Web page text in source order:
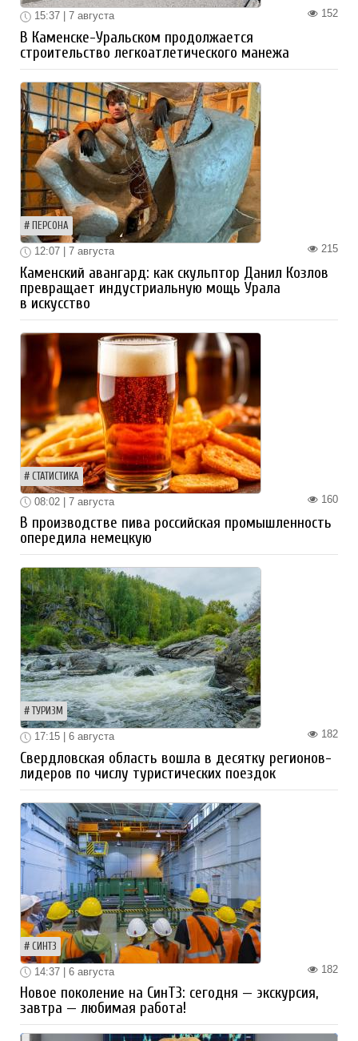
152
15:37 | 7 августа
В Каменске-Уральском продолжается
строительство легкоатлетического манежа
ПЕРСОНА
215
12:07 | 7 августа
Каменский авангард: как скульптор Данил Козлов
превращает индустриальную мощь Урала
в искусство
СТАТИСТИКА
160
08:02 | 7 августа
В производстве пива российская промышленность
опередила немецкую
ТУРИЗМ
182
17:15 | 6 августа
Свердловская область вошла в десятку регионов-
лидеров по числу туристических поездок
СИНТЗ
182
14:37 | 6 августа
Новое поколение на СинТЗ: сегодня — экскурсия,
завтра — любимая работа!